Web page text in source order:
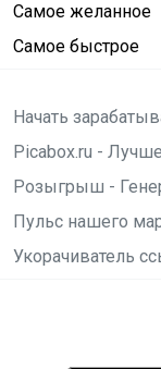
Самое желанное
Самое быстрое
Начать
Picabox.ru -
Розыгрыш -
Пульс нашего
Укорачиватель